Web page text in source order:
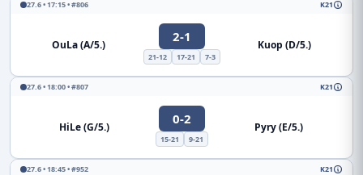
27.6 • 17:15 • #806 K21
OuLa (A/5.) 2-1
21-12 17-21 7-3
Kuop (D/5.)
27.6 • 18:00 • #807 K21
HiLe (G/5.) 0-2
15-21 9-21
Pyry (E/5.)
27.6 • 18:45 • #952 K21